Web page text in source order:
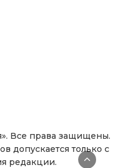
Все права защищены.
допускается только с
редакции.